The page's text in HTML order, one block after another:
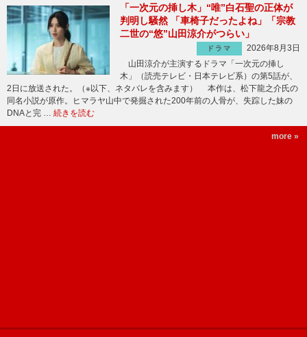
「一次元の挿し木」“唯”白石聖の正体が
判明し騒然 「車椅子だったよね」「宗教
二世の“悠”山田涼介がつらい」
ドラマ
2026年8月3日
山田涼介が主演するドラマ「一次元の挿し
木」（読売テレビ・日本テレビ系）の第5話が、
2日に放送された。（※以下、ネタバレを含みます） 本作は、松下龍之介氏の
同名小説が原作。ヒマラヤ山中で発掘された200年前の人骨が、失踪した妹の
DNAと完 … 続きを読む
more »